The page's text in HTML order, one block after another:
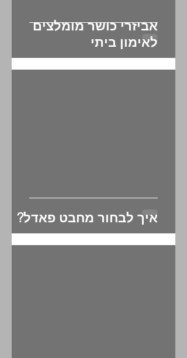
אביזרי כושר מומלצים
לאימון ביתי
איך לבחור מחבט פאדל?